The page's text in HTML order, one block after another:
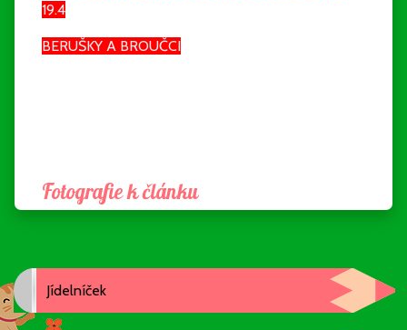
19.4
BERUŠKY A BROUČCI
Fotografie k článku
Jídelníček